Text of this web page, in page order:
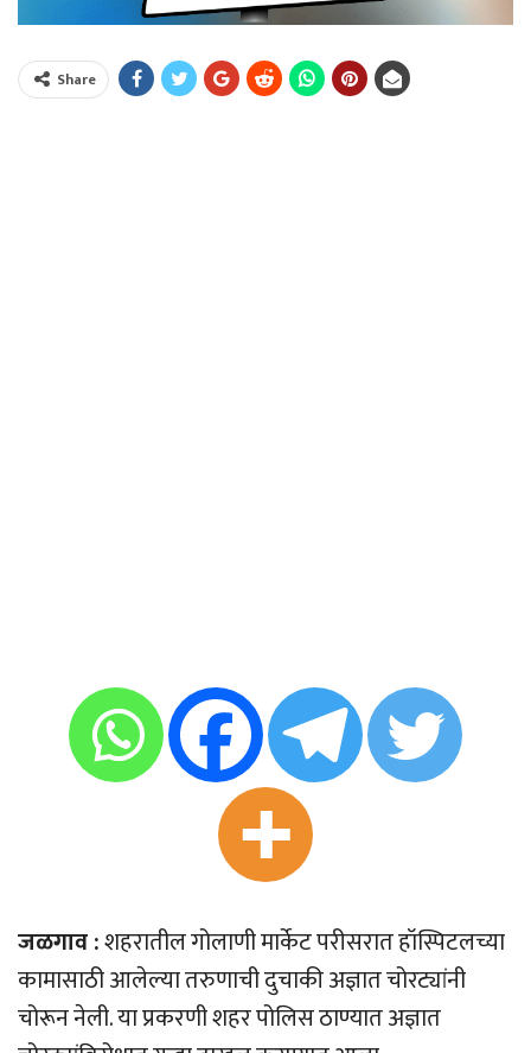
Share
जळगाव :शहरातील गोलाणी मार्केट परीसरात हॉस्पिटलच्या
कामासाठी आलेल्या तरुणाची दुचाकी अज्ञात चोरट्यांनी
चोरून नेली. या प्रकरणी शहर पोलिस ठाण्यात अज्ञात